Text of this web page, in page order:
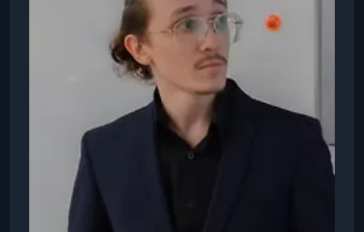
аппаратуры цифровой обработки сигналов для
систем связи в НИИ, где создал компактный ци